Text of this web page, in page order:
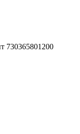
730365801200